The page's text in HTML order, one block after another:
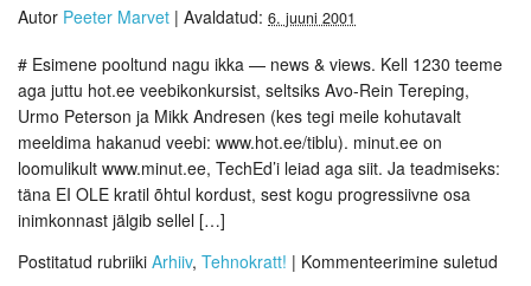
Autor Peeter Marvet | Avaldatud: 6. juuni 2001
# Esimene pooltund nagu ikka — news & views. Kell 1230 teeme
aga juttu hot.ee veebikonkursist, seltsiks Avo-Rein Tereping,
Urmo Peterson ja Mikk Andresen (kes tegi meile kohutavalt
meeldima hakanud veebi: www.hot.ee/tiblu). minut.ee on
loomulikult www.minut.ee, TechEd’i leiad aga siit. Ja teadmiseks:
täna EI OLE kratil õhtul kordust, sest kogu progressiivne osa
inimkonnast jälgib sellel […]
Postitatud rubriiki Arhiiv, Tehnokratt! | Kommenteerimine suletud